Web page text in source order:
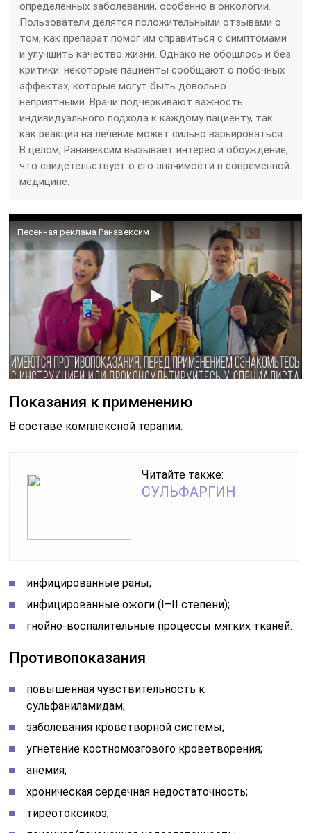
определенных заболеваний, особенно в онкологии.
Пользователи делятся положительными отзывами о
том, как препарат помог им справиться с симптомами
и улучшить качество жизни. Однако не обошлось и без
критики: некоторые пациенты сообщают о побочных
эффектах, которые могут быть довольно
неприятными. Врачи подчеркивают важность
индивидуального подхода к каждому пациенту, так
как реакция на лечение может сильно варьироваться.
В целом, Ранавексим вызывает интерес и обсуждение,
что свидетельствует о его значимости в современной
медицине.
Песенная реклама Ранавексим
Показания к применению
В составе комплексной терапии:
Читайте также:
СУЛЬФАРГИН
инфицированные раны;
инфицированные ожоги (I–II степени);
гнойно-воспалительные процессы мягких тканей.
Противопоказания
повышенная чувствительность к
сульфаниламидам;
заболевания кроветворной системы;
угнетение костномозгового кроветворения;
анемия;
хроническая сердечная недостаточность;
тиреотоксикоз;